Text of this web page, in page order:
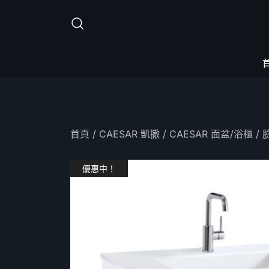
首頁 / CAESAR 凱撒 / CAESAR 面盆/浴櫃 /
優惠中！